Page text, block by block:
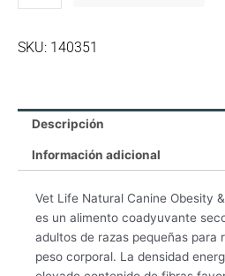
Diabetic
cantidad
SKU: 140351
Descripción
Información adicional
Vet Life Natural Canine Obesity
es un alimento coadyuvante
adultos de razas pequeñas para
peso corporal. La densidad